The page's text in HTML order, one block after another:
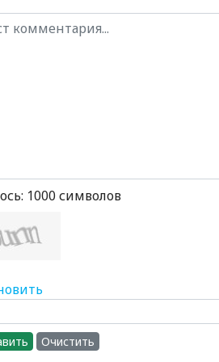
1000 символов
Очистить